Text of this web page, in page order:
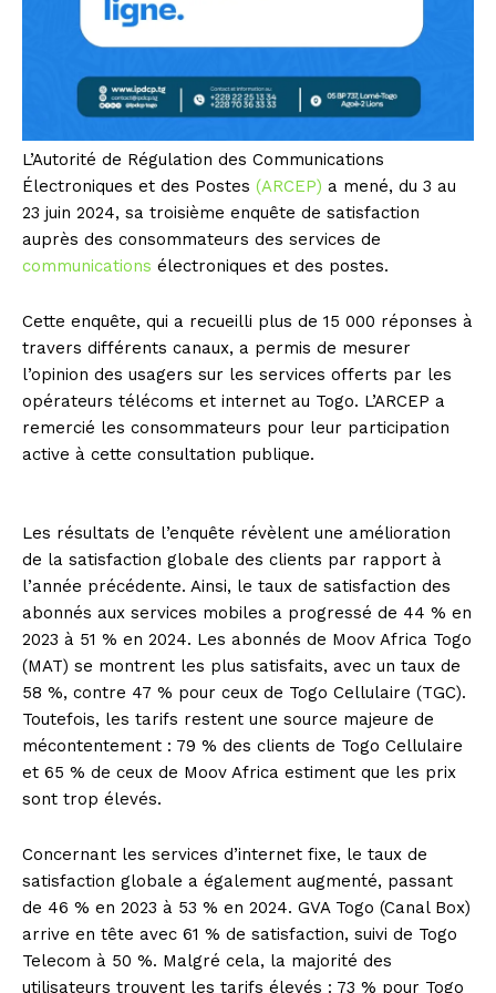
L’Autorité de Régulation des Communications
Électroniques et des Postes (ARCEP) a mené, du 3 au
23 juin 2024, sa troisième enquête de satisfaction
auprès des consommateurs des services de
communications électroniques et des postes.
Cette enquête, qui a recueilli plus de 15 000 réponses à
travers différents canaux, a permis de mesurer
l’opinion des usagers sur les services offerts par les
opérateurs télécoms et internet au Togo. L’ARCEP a
remercié les consommateurs pour leur participation
active à cette consultation publique.
Les résultats de l’enquête révèlent une amélioration
de la satisfaction globale des clients par rapport à
l’année précédente. Ainsi, le taux de satisfaction des
abonnés aux services mobiles a progressé de 44 % en
2023 à 51 % en 2024. Les abonnés de Moov Africa Togo
(MAT) se montrent les plus satisfaits, avec un taux de
58 %, contre 47 % pour ceux de Togo Cellulaire (TGC).
Toutefois, les tarifs restent une source majeure de
mécontentement : 79 % des clients de Togo Cellulaire
et 65 % de ceux de Moov Africa estiment que les prix
sont trop élevés.
Concernant les services d’internet fixe, le taux de
satisfaction globale a également augmenté, passant
de 46 % en 2023 à 53 % en 2024. GVA Togo (Canal Box)
arrive en tête avec 61 % de satisfaction, suivi de Togo
Telecom à 50 %. Malgré cela, la majorité des
utilisateurs trouvent les tarifs élevés : 73 % pour Togo